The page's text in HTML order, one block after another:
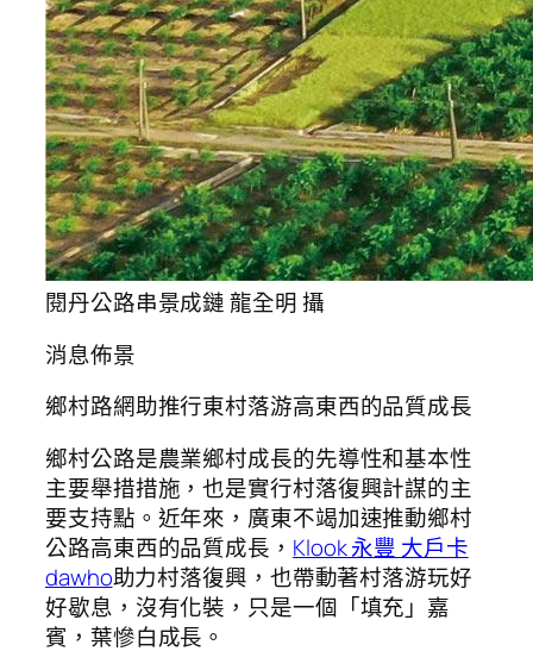
閱丹公路串景成鏈 龍全明 攝
消息佈景
鄉村路網助推行東村落游高東西的品質成長
鄉村公路是農業鄉村成長的先導性和基本性
主要舉措措施，也是實行村落復興計謀的主
要支持點。近年來，廣東不竭加速推動鄉村
公路高東西的品質成長， Klook 永豐 大戶卡
dawho助力村落復興，也帶動著村落游玩好
好歇息，沒有化裝，只是一個「填充」嘉
賓，葉慘白成長。